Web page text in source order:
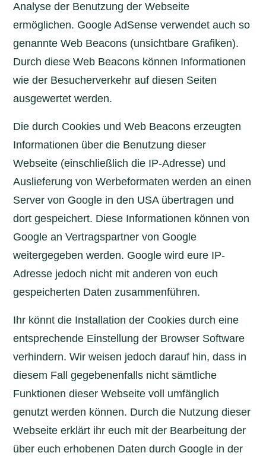
Analyse der Benutzung der Webseite
ermöglichen. Google AdSense verwendet auch so
genannte Web Beacons (unsichtbare Grafiken).
Durch diese Web Beacons können Informationen
wie der Besucherverkehr auf diesen Seiten
ausgewertet werden.
Die durch Cookies und Web Beacons erzeugten
Informationen über die Benutzung dieser
Webseite (einschließlich die IP-Adresse) und
Auslieferung von Werbeformaten werden an einen
Server von Google in den USA übertragen und
dort gespeichert. Diese Informationen können von
Google an Vertragspartner von Google
weitergegeben werden. Google wird eure IP-
Adresse jedoch nicht mit anderen von euch
gespeicherten Daten zusammenführen.
Ihr könnt die Installation der Cookies durch eine
entsprechende Einstellung der Browser Software
verhindern. Wir weisen jedoch darauf hin, dass in
diesem Fall gegebenenfalls nicht sämtliche
Funktionen dieser Webseite voll umfänglich
genutzt werden können. Durch die Nutzung dieser
Webseite erklärt ihr euch mit der Bearbeitung der
über euch erhobenen Daten durch Google in der